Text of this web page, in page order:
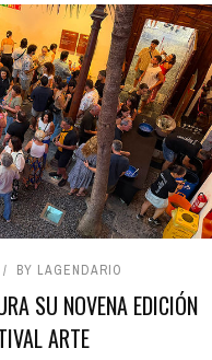
BY LAGENDARIO
SU NOVENA EDICIÓN
ARTE